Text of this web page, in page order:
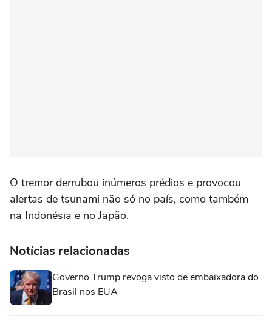
O tremor derrubou inúmeros prédios e provocou
alertas de tsunami não só no país, como também
na Indonésia e no Japão.
Notícias relacionadas
Governo Trump revoga visto de embaixadora do
Brasil nos EUA